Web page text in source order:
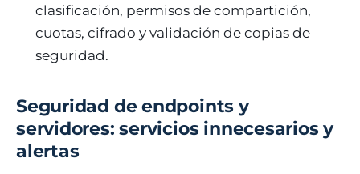
clasificación, permisos de compartición,
cuotas, cifrado y validación de copias de
seguridad.
Seguridad de endpoints y
servidores: servicios innecesarios y
alertas